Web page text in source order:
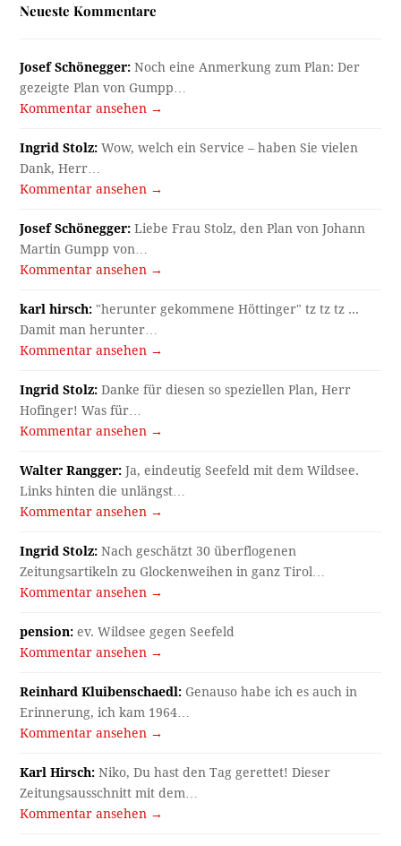
Neueste Kommentare
Josef Schönegger: Noch eine Anmerkung zum Plan: Der
gezeigte Plan von Gumpp…
Kommentar ansehen →
Ingrid Stolz: Wow, welch ein Service – haben Sie vielen
Dank, Herr…
Kommentar ansehen →
Josef Schönegger: Liebe Frau Stolz, den Plan von Johann
Martin Gumpp von…
Kommentar ansehen →
karl hirsch: "herunter gekommene Höttinger" tz tz tz ...
Damit man herunter…
Kommentar ansehen →
Ingrid Stolz: Danke für diesen so speziellen Plan, Herr
Hofinger! Was für…
Kommentar ansehen →
Walter Rangger: Ja, eindeutig Seefeld mit dem Wildsee.
Links hinten die unlängst…
Kommentar ansehen →
Ingrid Stolz: Nach geschätzt 30 überflogenen
Zeitungsartikeln zu Glockenweihen in ganz Tirol…
Kommentar ansehen →
pension: ev. Wildsee gegen Seefeld
Kommentar ansehen →
Reinhard Kluibenschaedl: Genauso habe ich es auch in
Erinnerung, ich kam 1964…
Kommentar ansehen →
Karl Hirsch: Niko, Du hast den Tag gerettet! Dieser
Zeitungsausschnitt mit dem…
Kommentar ansehen →